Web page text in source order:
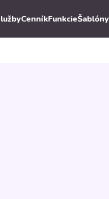
CenníkFunkcieŠablóny